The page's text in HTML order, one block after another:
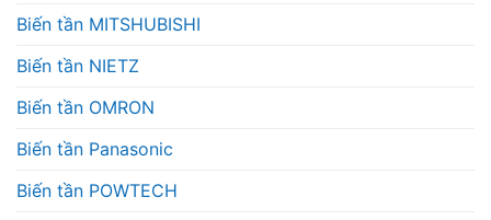
Biến tần MITSHUBISHI
Biến tần NIETZ
Biến tần OMRON
Biến tần Panasonic
Biến tần POWTECH